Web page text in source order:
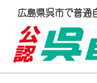
広島県呉市で普通